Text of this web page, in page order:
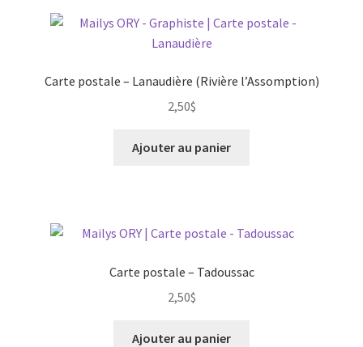
Carte postale – Lanaudière (Rivière l’Assomption)
2,50$
Ajouter au panier
Carte postale – Tadoussac
2,50$
Ajouter au panier